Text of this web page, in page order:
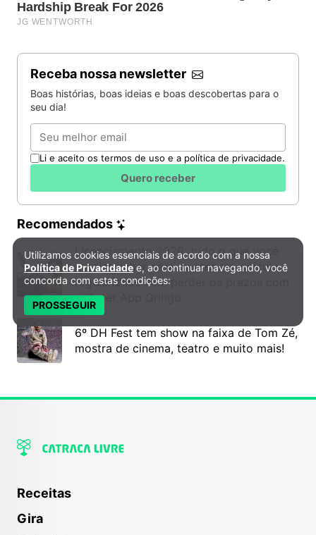
Receba nossa newsletter
Boas histórias, boas ideias e boas descobertas para o
seu dia!
Email
Li e aceito os termos de uso e a política de privacidade.
Quero receber
Recomendados
Licenciamento 2026: tudo o que você
precisa saber para manter seu veículo
regularizado sem perder os prazos com
o Super App Gringo
6º DH Fest tem show na faixa de Tom Zé,
mostra de cinema, teatro e muito mais!
Receitas
Gira
Política de Privacidade e Cookies
Utilizamos cookies essenciais de acordo com a nossa
Política de Privacidade e, ao continuar navegando, você
concorda com estas condições:
PROSSEGUIR